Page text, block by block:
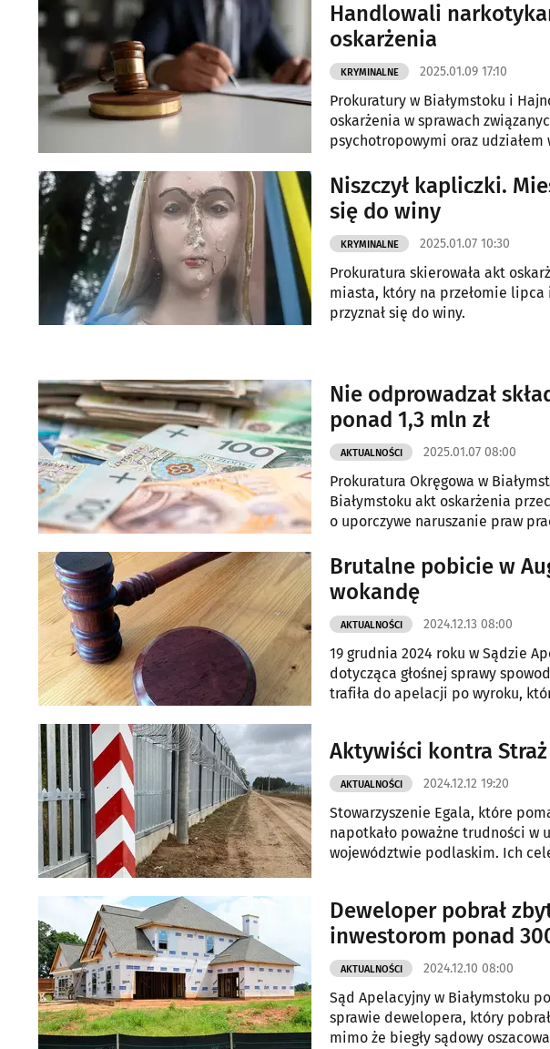
Handlowali
oskarżenia
KRYMINALNE 2025.01.09 17:10
Prokuratury w Białymstoku i
oskarżenia w sprawach
psychotropowymi oraz
Niszczył kapliczki.
się do winy
KRYMINALNE 2025.01.07 10:30
Prokuratura skierowała akt
miasta, który na przełomie lipca
przyznał się do winy.
Nie odprowadzał
ponad 1,3 mln zł
AKTUALNOŚCI 2025.01.07 08:00
Prokuratura Okręgowa w
Białymstoku akt oskarżenia
o uporczywe naruszanie praw
Brutalne pobicie w
wokandę
AKTUALNOŚCI 2024.12.13 08:00
19 grudnia 2024 roku w Sądzie
dotycząca głośnej sprawy
trafiła do apelacji po wyroku,
Aktywiści kontra
AKTUALNOŚCI 2024.12.12 19:20
Stowarzyszenie Egala, które
napotkało poważne trudności w
województwie podlaskim. Ich
jak i Komendanta Podlaskiego
Deweloper pobrał
inwestorom ponad
AKTUALNOŚCI 2024.12.10 08:00
Sąd Apelacyjny w Białymstoku
sprawie dewelopera, który
mimo że biegły sądowy